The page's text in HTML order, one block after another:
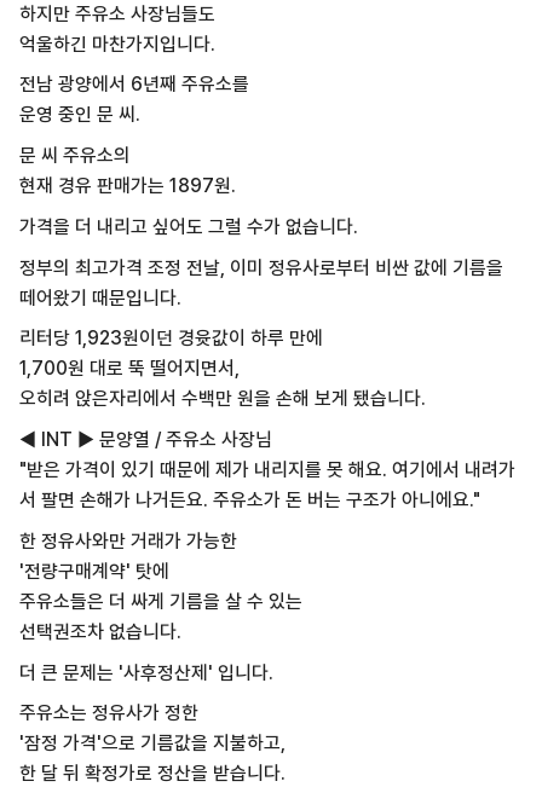
하지만 주유소 사장님들도
억울하긴 마찬가지입니다.
전남 광양에서 6년째 주유소를
운영 중인 문 씨.
문 씨 주유소의
현재 경유 판매가는 1897원.
가격을 더 내리고 싶어도 그럴 수가 없습니다.
정부의 최고가격 조정 전날, 이미 정유사로부터 비싼 값에 기름을
떼어왔기 때문입니다.
리터당 1,923원이던 경윳값이 하루 만에
1,700원 대로 뚝 떨어지면서,
오히려 앉은자리에서 수백만 원을 손해 보게 됐습니다.
◀ INT ▶ 문양열 / 주유소 사장님
"받은 가격이 있기 때문에 제가 내리지를 못 해요. 여기에서 내려가
서 팔면 손해가 나거든요. 주유소가 돈 버는 구조가 아니에요."
한 정유사와만 거래가 가능한
'전량구매계약' 탓에
주유소들은 더 싸게 기름을 살 수 있는
선택권조차 없습니다.
더 큰 문제는 '사후정산제' 입니다.
주유소는 정유사가 정한
'잠정 가격'으로 기름값을 지불하고,
한 달 뒤 확정가로 정산을 받습니다.